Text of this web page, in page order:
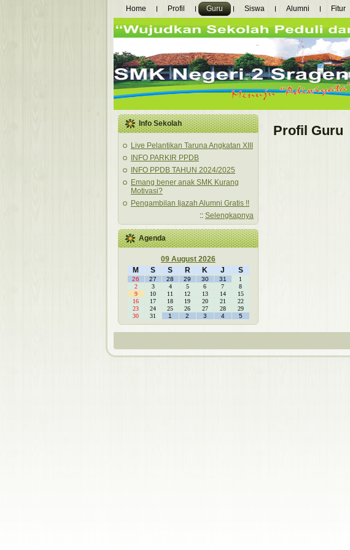
Home Profil Guru Siswa Alumni Fitur
Info Sekolah
Live Pelantikan Taruna Angkatan XIII
INFO PARKIR PPDB
INFO PPDB TAHUN 2024/2025
Emang bener anak SMK Kurang
Motivasi?
Pengambilan Ijazah Alumni Gratis !!
:: Selengkapnya
Agenda
09 August 2026
M
S S R K J S
26 27 28 29 30 31
1
2
3 4 5 6 7
8
9
10 11 12 13 14
15
16
17 18 19 20 21
22
23
24 25 26 27 28
29
30
31 1 2 3 4 5
Profil Guru